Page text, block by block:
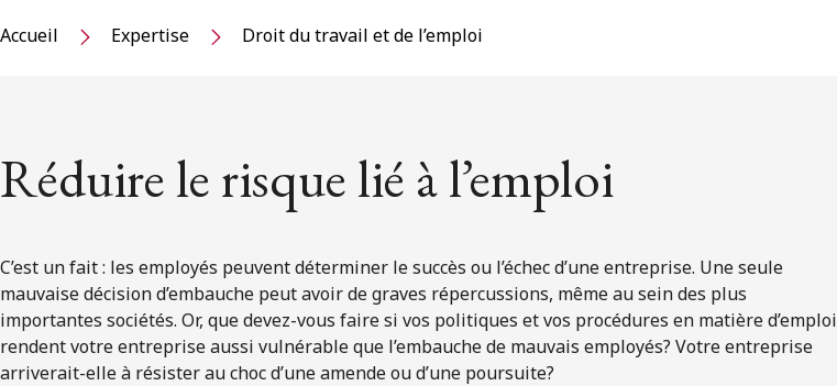
Accueil Expertise Droit du travail et de l’emploi
Réduire le risque lié à l’emploi
C’est un fait : les employés peuvent déterminer le succès ou l’échec d’une entreprise. Une seule
mauvaise décision d’embauche peut avoir de graves répercussions, même au sein des plus
importantes sociétés. Or, que devez-vous faire si vos politiques et vos procédures en matière d’emploi
rendent votre entreprise aussi vulnérable que l’embauche de mauvais employés? Votre entreprise
arriverait-elle à résister au choc d’une amende ou d’une poursuite?